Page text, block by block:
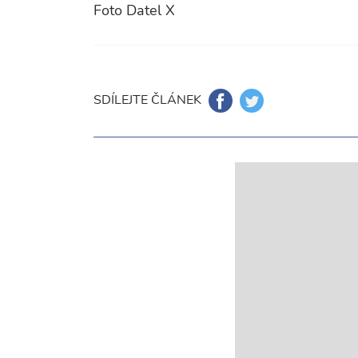
Foto Datel X
SDÍLEJTE ČLÁNEK